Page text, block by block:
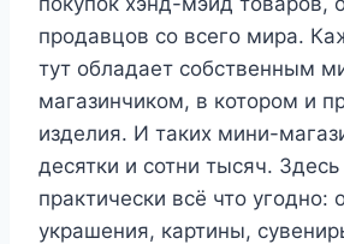
продавцов со всего мира.
тут обладает собственным
магазинчиком, в котором и
изделия. И таких мини-
десятки и сотни тысяч.
практически всё что угодно:
украшения, картины,